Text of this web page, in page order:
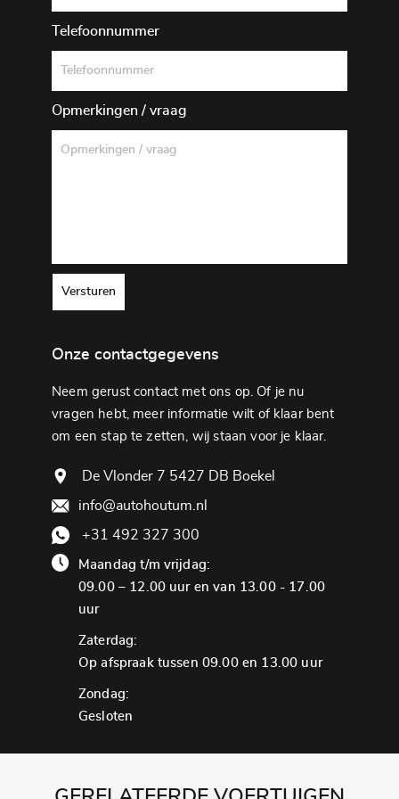
Telefoonnummer
Opmerkingen / vraag
Versturen
Onze contactgegevens
Neem gerust contact met ons op. Of je nu
vragen hebt, meer informatie wilt of klaar bent
om een ​​stap te zetten, wij staan ​​voor je klaar.
De Vlonder 7 5427 DB Boekel
info@autohoutum.nl
+31 492 327 300
Maandag t/m vrijdag:
09.00 – 12.00 uur en van 13.00 - 17.00
uur
Zaterdag:
Op afspraak tussen 09.00 en 13.00 uur
Zondag:
Gesloten